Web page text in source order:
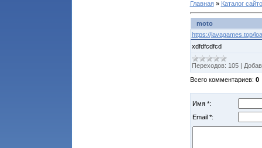
Главная » Каталог
moto
https://javagames.top/
xdfdfcdfcd
Переходов: 105 |
Всего комментариев: 0
Имя *:
Email *: